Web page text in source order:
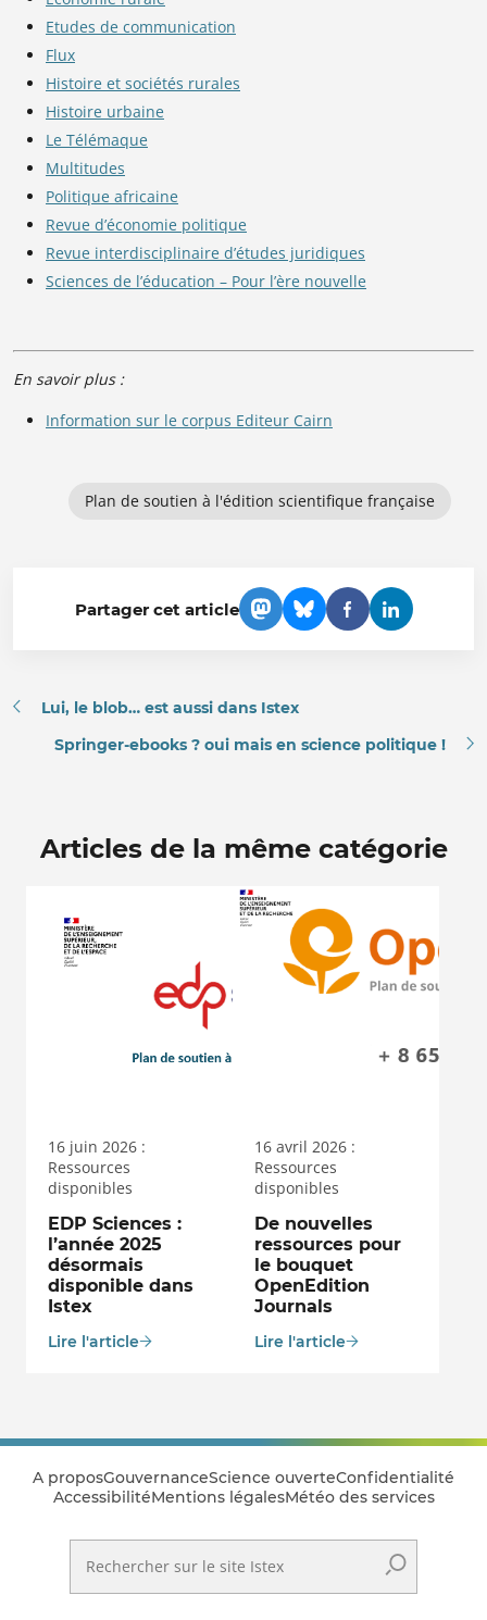
Etudes de communication
Flux
Histoire et sociétés rurales
Histoire urbaine
Le Télémaque
Multitudes
Politique africaine
Revue d’économie politique
Revue interdisciplinaire d’études juridiques
Sciences de l’éducation – Pour l’ère nouvelle
En savoir plus :
Information sur le corpus Editeur Cairn
Plan de soutien à l'édition scientifique française
Partager cet article
Lui, le blob… est aussi dans Istex
Springer-ebooks ? oui mais en science politique !
Articles de la même catégorie
16 juin 2026 :
Ressources
disponibles
EDP Sciences :
l’année 2025
désormais
disponible dans
Istex
Lire l'article
16 avril 2026 :
Ressources
disponibles
De nouvelles
ressources pour
le bouquet
OpenEdition
Journals
Lire l'article
A proposGouvernanceScience ouverteConfidentialité
AccessibilitéMentions légalesMétéo des services